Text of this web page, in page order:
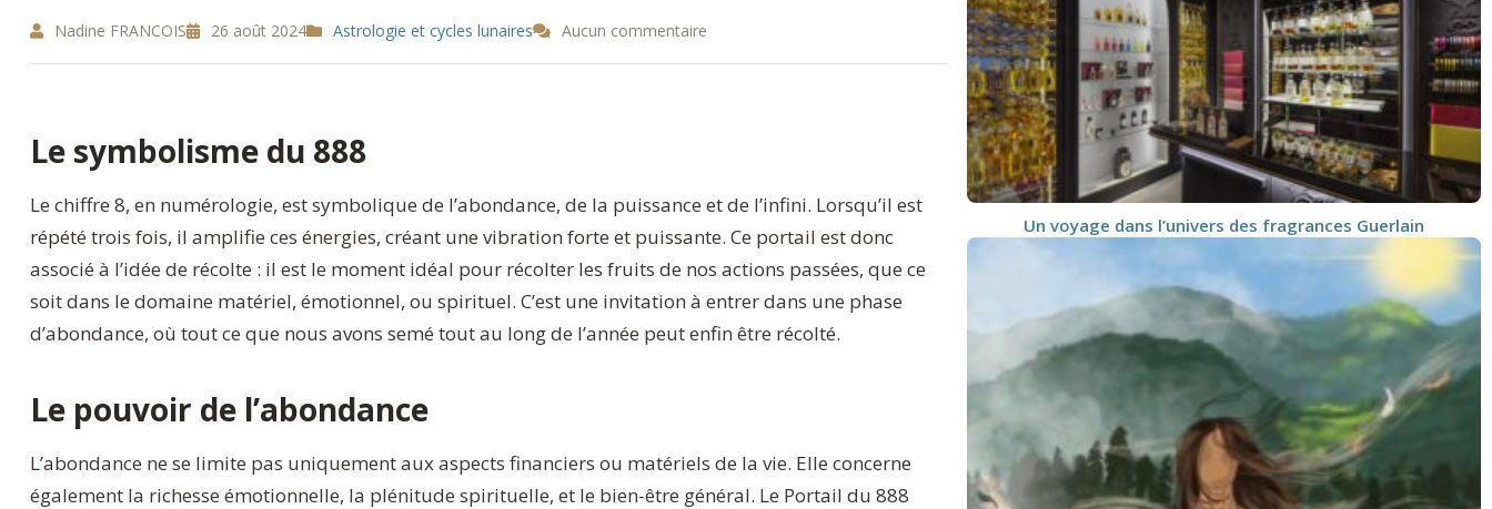
Nadine FRANCOIS 26 août 2024 Astrologie et cycles lunaires Aucun commentaire
Le symbolisme du 888
Le chiffre 8, en numérologie, est symbolique de l’abondance, de la puissance et de l’infini. Lorsqu’il est
répété trois fois, il amplifie ces énergies, créant une vibration forte et puissante. Ce portail est donc
associé à l’idée de récolte : il est le moment idéal pour récolter les fruits de nos actions passées, que ce
soit dans le domaine matériel, émotionnel, ou spirituel. C’est une invitation à entrer dans une phase
d’abondance, où tout ce que nous avons semé tout au long de l’année peut enfin être récolté.
Le pouvoir de l’abondance
L’abondance ne se limite pas uniquement aux aspects financiers ou matériels de la vie. Elle concerne
également la richesse émotionnelle, la plénitude spirituelle, et le bien-être général. Le Portail du 888
Un voyage dans l’univers des fragrances Guerlain